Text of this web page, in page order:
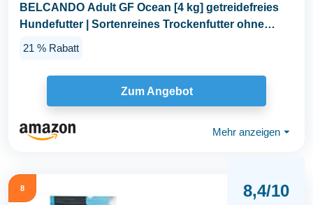
BELCANDO Adult GF Ocean [4 kg] getreidefreies
Hundefutter | Sortenreines Trockenfutter ohne
21 % Rabatt
Zum Angebot
Mehr anzeigen ⏷
8 8,4/10